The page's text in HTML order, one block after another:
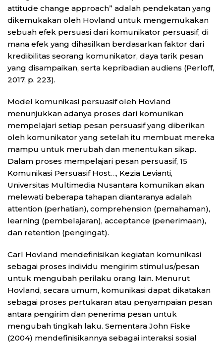
attitude change approach” adalah pendekatan yang
dikemukakan oleh Hovland untuk mengemukakan
sebuah efek persuasi dari komunikator persuasif, di
mana efek yang dihasilkan berdasarkan faktor dari
kredibilitas seorang komunikator, daya tarik pesan
yang disampaikan, serta kepribadian audiens (Perloff,
2017, p. 223).
Model komunikasi persuasif oleh Hovland
menunjukkan adanya proses dari komunikan
mempelajari setiap pesan persuasif yang diberikan
oleh komunikator yang setelah itu membuat mereka
mampu untuk merubah dan menentukan sikap.
Dalam proses mempelajari pesan persuasif, 15
Komunikasi Persuasif Host…, Kezia Levianti,
Universitas Multimedia Nusantara komunikan akan
melewati beberapa tahapan diantaranya adalah
attention (perhatian), comprehension (pemahaman),
learning (pembelajaran), acceptance (penerimaan),
dan retention (pengingat).
Carl Hovland mendefinisikan kegiatan komunikasi
sebagai proses individu mengirim stimulus/pesan
untuk mengubah perilaku orang lain. Menurut
Hovland, secara umum, komunikasi dapat dikatakan
sebagai proses pertukaran atau penyampaian pesan
antara pengirim dan penerima pesan untuk
mengubah tingkah laku. Sementara John Fiske
(2004) mendefinisikannya sebagai interaksi sosial